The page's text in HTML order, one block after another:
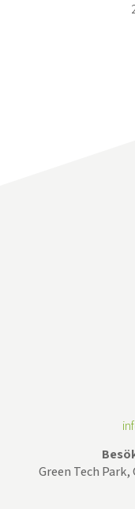
Green Tech Park,